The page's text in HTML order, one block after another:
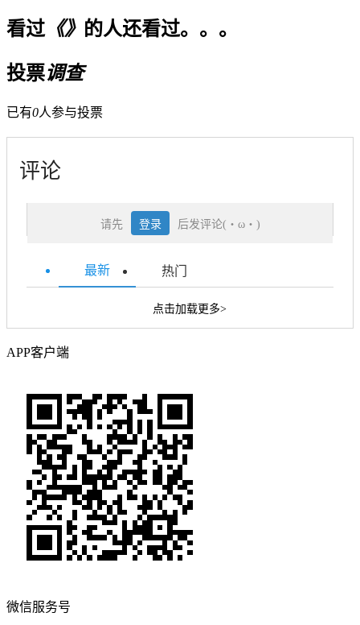
看过《》 的人还看过。。。
投票调查
已有0人参与投票
评论
请先 登录 后发评论(・ω・)
最新 热门
点击加载更多>
APP客户端
微信服务号